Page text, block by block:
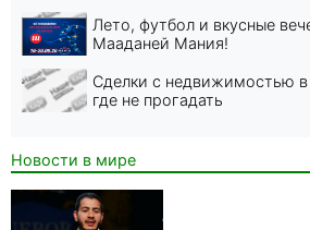
Лето, футбол и вкусные
Мааданей Мания!
Сделки с недвижимостью в
где не прогадать
Новости в мире